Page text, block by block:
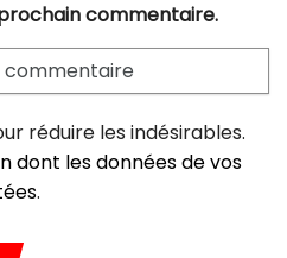
commentaire.
réduire les indésirables.
dont les données de vos
.